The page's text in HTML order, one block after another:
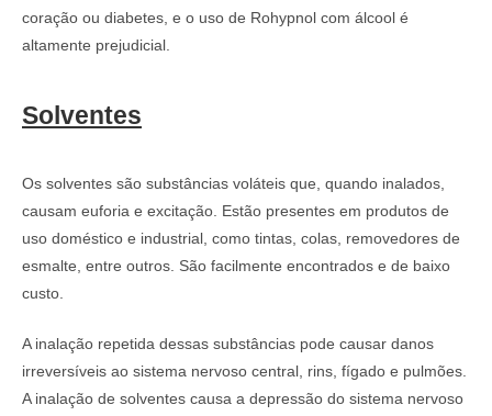
coração ou diabetes, e o uso de Rohypnol com álcool é
altamente prejudicial.
Solventes
Os solventes são substâncias voláteis que, quando inalados,
causam euforia e excitação. Estão presentes em produtos de
uso doméstico e industrial, como tintas, colas, removedores de
esmalte, entre outros. São facilmente encontrados e de baixo
custo.
A inalação repetida dessas substâncias pode causar danos
irreversíveis ao sistema nervoso central, rins, fígado e pulmões.
A inalação de solventes causa a depressão do sistema nervoso